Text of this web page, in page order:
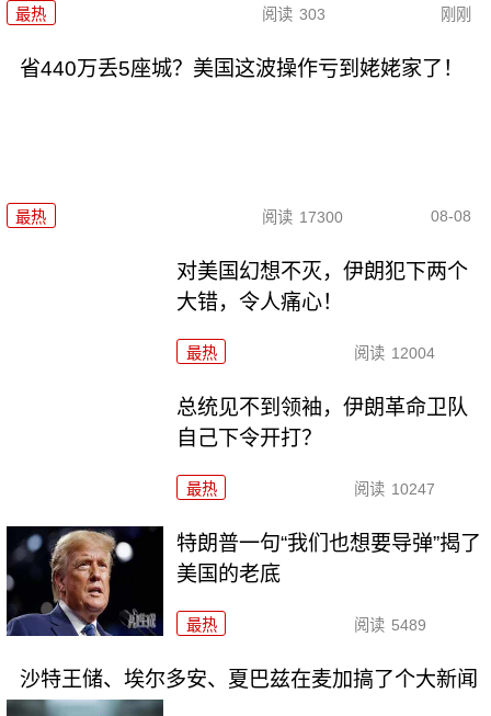
最热 阅读 303 刚刚
省440万丢5座城？美国这波操作亏到姥姥家了！
最热 阅读 17300 08-08
对美国幻想不灭，伊朗犯下两个
大错，令人痛心！
最热 阅读 12004
总统见不到领袖，伊朗革命卫队
自己下令开打？
最热 阅读 10247
特朗普一句“我们也想要导弹”揭了
美国的老底
最热 阅读 5489
沙特王储、埃尔多安、夏巴兹在麦加搞了个大新闻